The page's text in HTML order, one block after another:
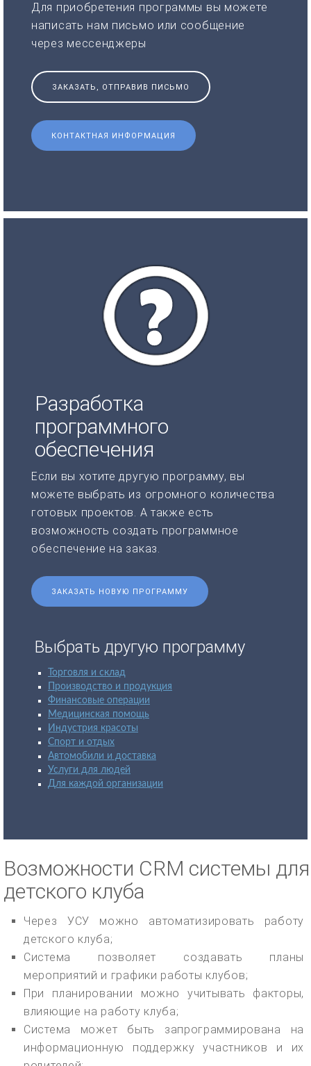
Для приобретения программы вы можете
написать нам письмо или сообщение
через мессенджеры
ЗАКАЗАТЬ, ОТПРАВИВ ПИСЬМО
КОНТАКТНАЯ ИНФОРМАЦИЯ
Разработка
программного
обеспечения
Если вы хотите другую программу, вы
можете выбрать из огромного количества
готовых проектов. А также есть
возможность создать программное
обеспечение на заказ.
ЗАКАЗАТЬ НОВУЮ ПРОГРАММУ
Выбрать другую программу
Торговля и склад
Производство и продукция
Финансовые операции
Медицинская помощь
Индустрия красоты
Спорт и отдых
Автомобили и доставка
Услуги для людей
Для каждой организации
Возможности CRM системы для
детского клуба
Через УСУ можно автоматизировать работу
детского клуба;
Система позволяет создавать планы
мероприятий и графики работы клубов;
При планировании можно учитывать факторы,
влияющие на работу клуба;
Система может быть запрограммирована на
информационную поддержку участников и их